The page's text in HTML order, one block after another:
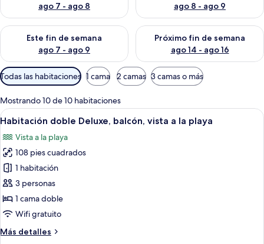
ago 7 - ago 8
ago 8 - ago 9
Este fin de semana
ago 7 - ago 9
Consulta la disponibilidad para este fin de semana ago 7 -
Próximo fin de semana
ago 14 - ago 16
Consulta la disponibilidad
Filtros
disponibles
para
las
habitaciones
Todas las habitaciones 1 cama 2 camas 3 camas o más
Mostrando 10 de 10 habitaciones
Abrir
todas
las
fotos
de
Habitación
doble
Deluxe,
balcón,
vista
Habitación de hotel con dos camas,
16
Habitación doble Deluxe, balcón, vista a la playa
Vista a la playa
108 pies cuadrados
1 habitación
3 personas
1 cama doble
Wifi gratuito
Más detalles
Más